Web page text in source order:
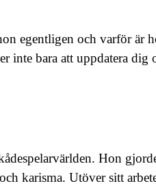
egentligen och varför är
bara att uppdatera dig
Hon
karisma. Utöver sitt